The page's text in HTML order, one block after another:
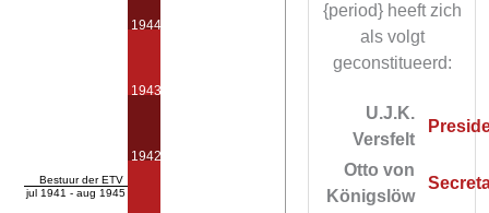
{period} heeft zich
als volgt
geconstitueerd:
U.J.K.
Versfelt
Otto von
Königslöw
Bestuur der ETV
jul 1941 - aug 1945
1944
1943
1942